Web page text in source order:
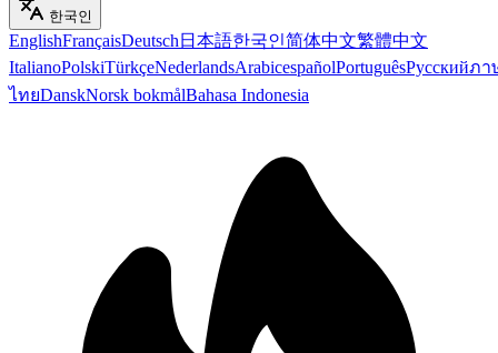
한국인
EnglishFrançaisDeutsch 日本語한국인简体中文繁體中文
ItalianoPolskiTürkçeNederlandsArabicespañolPortuguêsРусскийภา
ไทยDanskNorsk bokmålBahasa Indonesia